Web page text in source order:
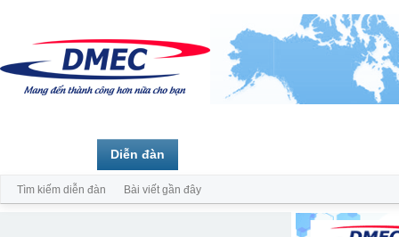
Diễn đàn
Tìm kiếm diễn đàn Bài viết gần đây